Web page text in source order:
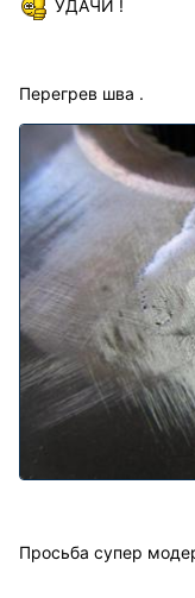
УДАЧИ !
Перегрев шва .
Просьба супер